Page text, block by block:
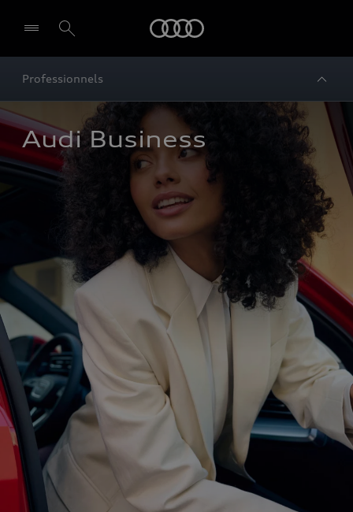
Professionnels
Audi Business